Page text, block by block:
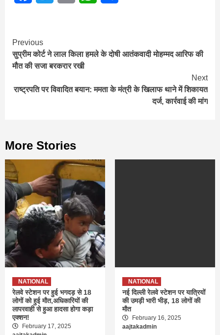
Continue
Reading
Previous
सुप्रीम कोर्ट ने लाल किला हमले के दोषी आतंकवादी मोहम्मद आरिफ की
मौत की सजा बरकरार रखी
Next
राष्ट्रपति पर विवादित बयान: ममता के मंत्री के खिलाफ थाने में शिकायत
दर्ज, कार्रवाई की मांग
More Stories
NATIONAL
रेलवे स्टेशन पर हुई भगदड़ से 18
लोगों को हुई मौत,अधिकारियों की
लापरवाही से हुआ हादसा होगा कड़ा
एक्शन!
February 17, 2025
NATIONAL
नई दिल्ली रेलवे स्टेशन पर यात्रियों
की उमड़ी भारी भीड़, 18 लोगों की
मौत
February 16, 2025
aajtakadmin